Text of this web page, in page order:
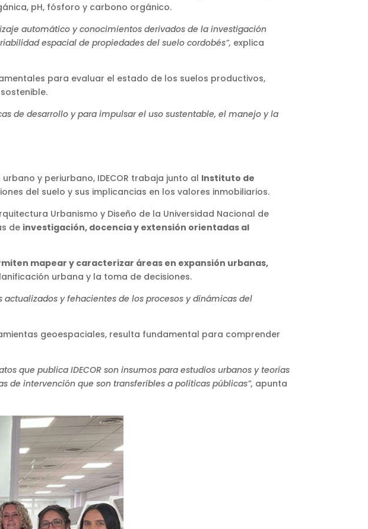
pH, fósforo y carbono orgánico.
automático y conocimientos derivados de la investigación
espacial de propiedades del suelo cordobés”, explica
para evaluar el estado de los suelos productivos,
de desarrollo y para impulsar el uso sustentable, el manejo y la
y periurbano, IDECOR trabaja junto al Instituto de
del suelo y sus implicancias en los valores inmobiliarios.
Urbanismo y Diseño de la Universidad Nacional de
de investigación, docencia y extensión orientadas al
mapear y caracterizar áreas en expansión urbanas,
urbana y la toma de decisiones.
actualizados y fehacientes de los procesos y dinámicas del
geoespaciales, resulta fundamental para comprender
que publica IDECOR son insumos para estudios urbanos y teorías
intervención que son transferibles a políticas públicas”, apunta